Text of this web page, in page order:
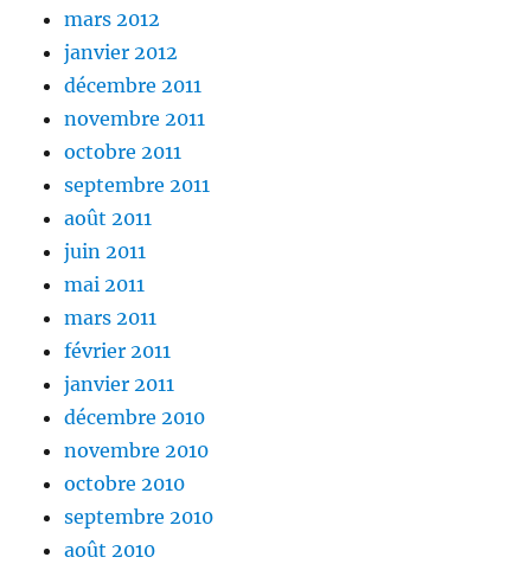
mars 2012
janvier 2012
décembre 2011
novembre 2011
octobre 2011
septembre 2011
août 2011
juin 2011
mai 2011
mars 2011
février 2011
janvier 2011
décembre 2010
novembre 2010
octobre 2010
septembre 2010
août 2010